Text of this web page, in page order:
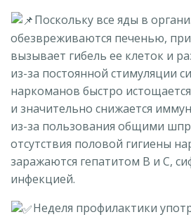
Поскольку все яды в
обезвреживаются печенью,
вызывает гибель ее клеток и
из-за постоянной стимуляции
наркоманов быстро
и значительно снижается
из-за пользования общими
отсутствия половой гигиены
заражаются гепатитом В и С,
инфекцией.
️Неделя профилактики